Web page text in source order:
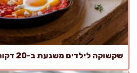
שקשוקה לילדים משגעת ב-20 דקות, בלי חריף בכלל